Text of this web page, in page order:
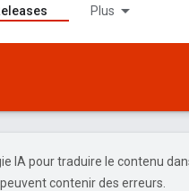
Plus
IA pour traduire le contenu
contenir des erreurs.